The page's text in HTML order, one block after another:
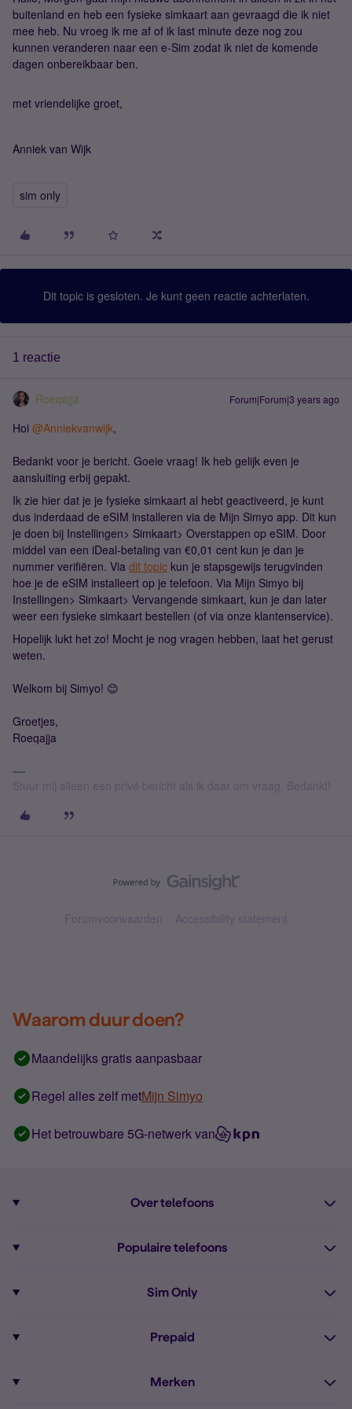
buitenland en heb een fysieke simkaart aan gevraagd die ik niet
mee heb. Nu vroeg ik me af of ik last minute deze nog zou
kunnen veranderen naar een e-Sim zodat ik niet de komende
dagen onbereikbaar ben.
met vriendelijke groet,
Anniek van Wijk
sim only
Dit topic is gesloten. Je kunt geen reactie achterlaten.
1 reactie
Roeqajja Forum|Forum|3 years ago
Hoi @Anniekvanwijk,
Bedankt voor je bericht. Goeie vraag! Ik heb gelijk even je
aansluiting erbij gepakt.
Ik zie hier dat je je fysieke simkaart al hebt geactiveerd, je kunt
dus inderdaad de eSIM installeren via de Mijn Simyo app. Dit kun
je doen bij Instellingen> Simkaart> Overstappen op eSIM. Door
middel van een iDeal-betaling van €0,01 cent kun je dan je
nummer verifiëren. Via dit topic kun je stapsgewijs terugvinden
hoe je de eSIM installeert op je telefoon. Via Mijn Simyo bij
Instellingen> Simkaart> Vervangende simkaart, kun je dan later
weer een fysieke simkaart bestellen (of via onze klantenservice).
Hopelijk lukt het zo! Mocht je nog vragen hebben, laat het gerust
weten.
Welkom bij Simyo! 😊
Groetjes,
Roeqajja
Stuur mij alleen een privé bericht als ik daar om vraag. Bedankt!
Forumvoorwaarden Accessibility statement
Waarom duur doen?
Maandelijks gratis aanpasbaar
Regel alles zelf metMijn Simyo
Het betrouwbare 5G-netwerk van
Over telefoons
Alle telefoons
Populaire telefoons
iPhone 16
Sim Only
Onbeperkt bellen
Prepaid
Merken